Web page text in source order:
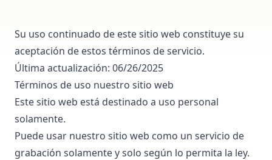
Su uso continuado de este sitio web constituye su
aceptación de estos términos de servicio.
Última actualización: 06/26/2025
Términos de uso nuestro sitio web
Este sitio web está destinado a uso personal
solamente.
Puede usar nuestro sitio web como un servicio de
grabación solamente y solo según lo permita la ley.